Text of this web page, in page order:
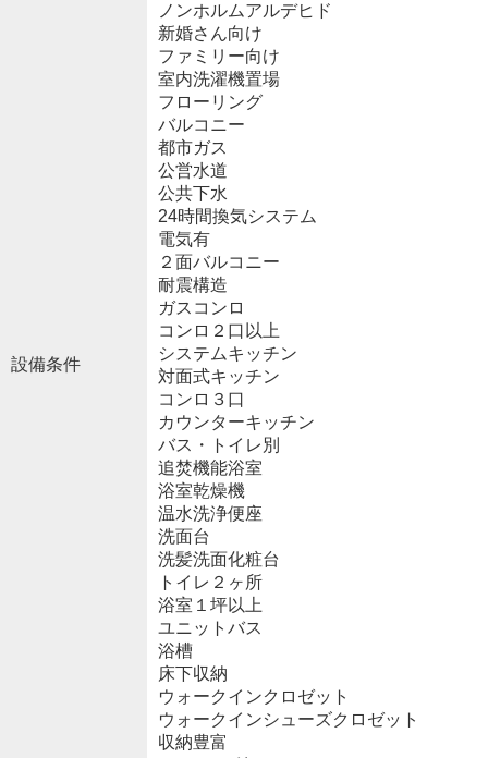
設備条件
ノンホルムアルデヒド
新婚さん向け
ファミリー向け
室内洗濯機置場
フローリング
バルコニー
都市ガス
公営水道
公共下水
24時間換気システム
電気有
２面バルコニー
耐震構造
ガスコンロ
コンロ２口以上
システムキッチン
対面式キッチン
コンロ３口
カウンターキッチン
バス・トイレ別
追焚機能浴室
浴室乾燥機
温水洗浄便座
洗面台
洗髪洗面化粧台
トイレ２ヶ所
浴室１坪以上
ユニットバス
浴槽
床下収納
ウォークインクロゼット
ウォークインシューズクロゼット
収納豊富